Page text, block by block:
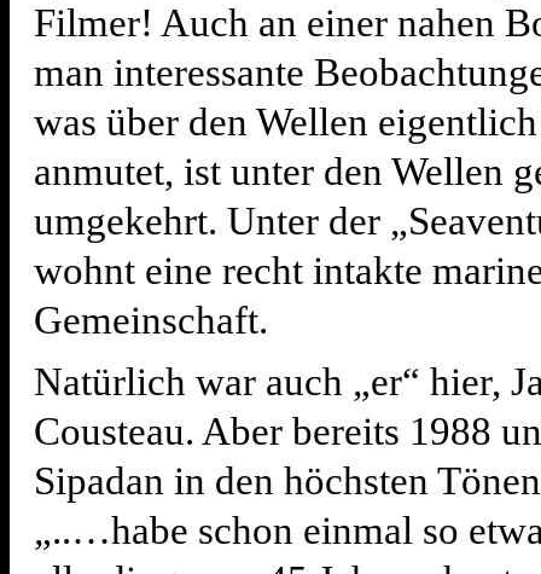
Filmer! Auch an einer nahen
man interessante
was über den Wellen
anmutet, ist unter den Wellen
umgekehrt. Unter der
wohnt eine recht intakte
Gemeinschaft.
Natürlich war auch „er“ hier,
Cousteau. Aber bereits 1988
Sipadan in den höchsten
„..…habe schon einmal so